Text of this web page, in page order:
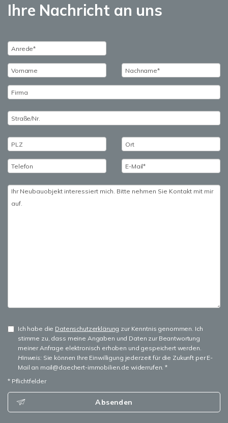
Ihre Nachricht an uns
Ich habe die Datenschutzerklärung zur Kenntnis genommen. Ich
stimme zu, dass meine Angaben und Daten zur Beantwortung
meiner Anfrage elektronisch erhoben und gespeichert werden.
Hinweis:Sie können Ihre Einwilligung jederzeit für die Zukunft per E-
Mail an mail@daechert-immobilien.de widerrufen. *
* Pflichtfelder
Absenden